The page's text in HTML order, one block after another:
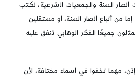
السنة والجمعيات الشرعية، نكتب
من أتباع أنصار السنة، أو مستقلين
جميعًا الفكر الوهابي تنفق عليه
مهما تخفوا في أسماء مختلفة، لأن